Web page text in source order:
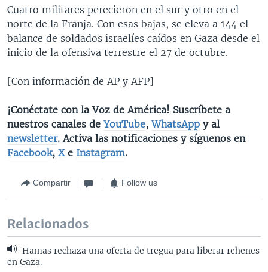
Cuatro militares perecieron en el sur y otro en el
norte de la Franja. Con esas bajas, se eleva a 144 el
balance de soldados israelíes caídos en Gaza desde el
inicio de la ofensiva terrestre el 27 de octubre.
[Con información de AP y AFP]
¡Conéctate con la Voz de América! Suscríbete a
nuestros canales de YouTube,WhatsApp y al
newsletter. Activa las notificaciones y síguenos en
Facebook, Xe Instagram.
Compartir Follow us
Relacionados
Hamas rechaza una oferta de tregua para liberar rehenes
en Gaza.